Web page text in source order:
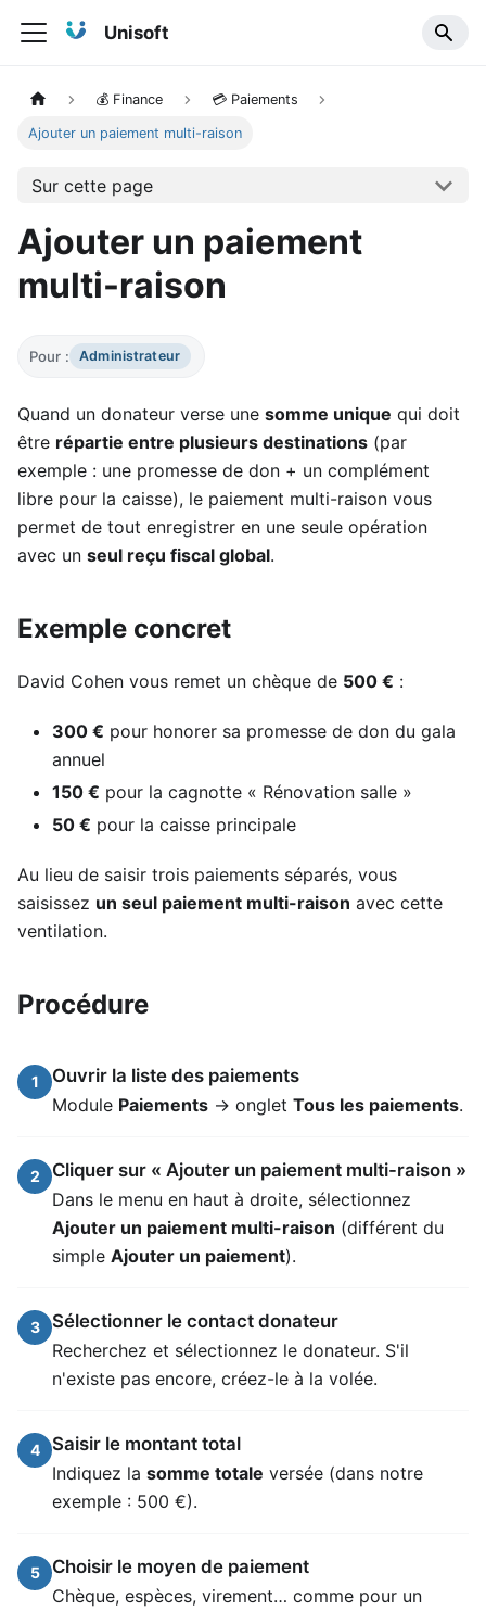
Unisoft
💰 Finance 💳 Paiements
Ajouter un paiement multi-raison
Sur cette page
Ajouter un paiement
multi-raison
Pour : Administrateur
Quand un donateur verse une somme unique qui doit
être répartie entre plusieurs destinations (par
exemple : une promesse de don + un complément
libre pour la caisse), le paiement multi-raison vous
permet de tout enregistrer en une seule opération
avec un seul reçu fiscal global.
Exemple concret
David Cohen vous remet un chèque de 500 € :
300 € pour honorer sa promesse de don du gala
annuel
150 € pour la cagnotte « Rénovation salle »
50 € pour la caisse principale
Au lieu de saisir trois paiements séparés, vous
saisissez un seul paiement multi-raison avec cette
ventilation.
Procédure
1
Ouvrir la liste des paiements
Module Paiements → onglet Tous les paiements.
2
Cliquer sur « Ajouter un paiement multi-raison »
Dans le menu en haut à droite, sélectionnez
Ajouter un paiement multi-raison (différent du
simple Ajouter un paiement).
3
Sélectionner le contact donateur
Recherchez et sélectionnez le donateur. S'il
n'existe pas encore, créez-le à la volée.
4
Saisir le montant total
Indiquez la somme totale versée (dans notre
exemple : 500 €).
5
Choisir le moyen de paiement
Chèque, espèces, virement… comme pour un